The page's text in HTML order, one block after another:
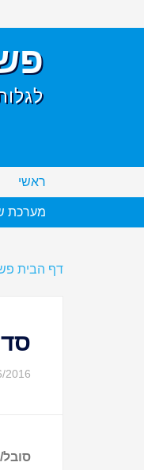
ראשי
מערכת
דף הבית
2016